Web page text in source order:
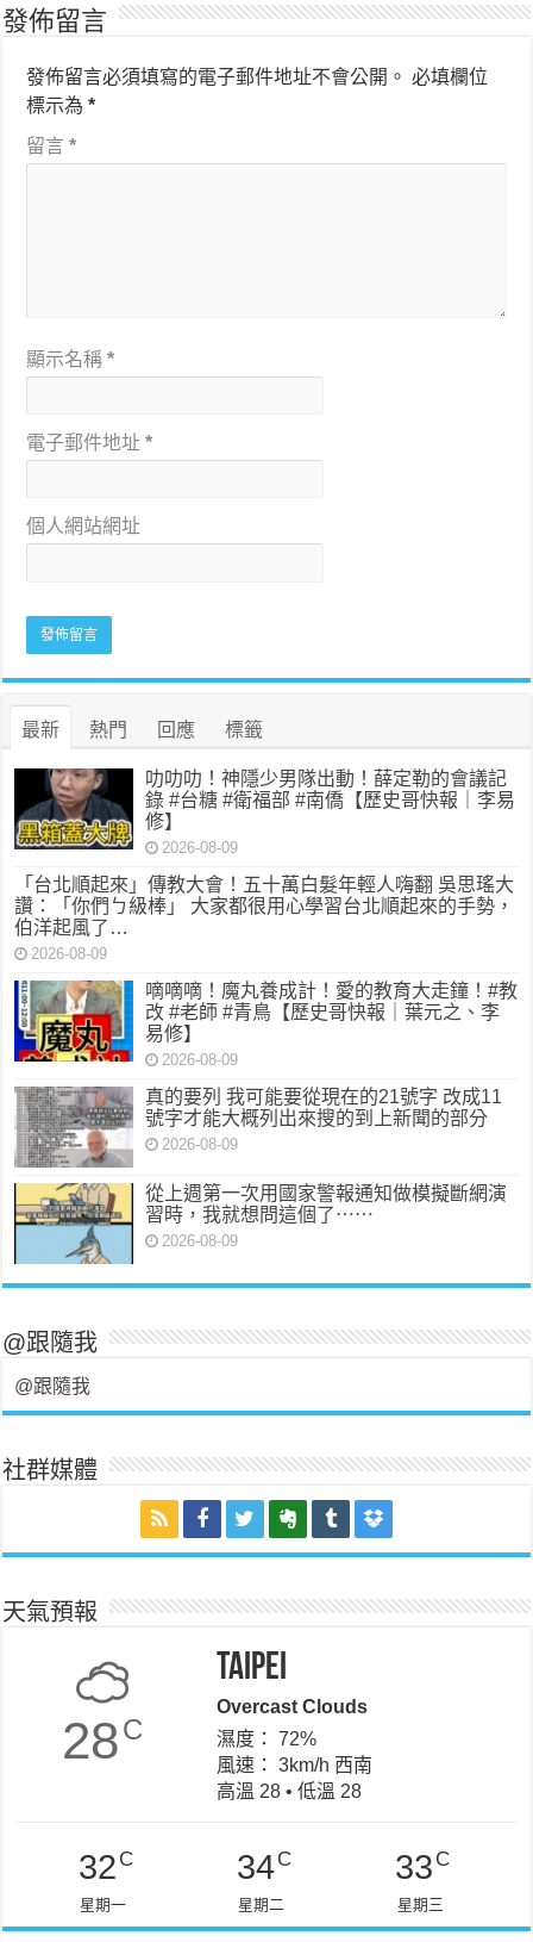
發佈留言
發佈留言必須填寫的電子郵件地址不會公開。 必填欄位
標示為*
留言*
顯示名稱*
電子郵件地址*
個人網站網址
最新 熱門 回應 標籤
叻叻叻！神隱少男隊出動！薛定勒的會議記
錄 #台糖 #衛福部 #南僑【歷史哥快報｜李易
修】
2026-08-09
「台北順起來」傳教大會！五十萬白髮年輕人嗨翻 吳思瑤大
讚：「你們ㄅ級棒」 大家都很用心學習台北順起來的手勢，
伯洋起風了…
2026-08-09
嘀嘀嘀！魔丸養成計！愛的教育大走鐘！#教
改 #老師 #青鳥【歷史哥快報｜葉元之、李
易修】
2026-08-09
真的要列 我可能要從現在的21號字 改成11
號字才能大概列出來搜的到上新聞的部分
2026-08-09
從上週第一次用國家警報通知做模擬斷網演
習時，我就想問這個了⋯⋯
2026-08-09
@跟隨我
@跟隨我
社群媒體
天氣預報
28C
Taipei
Overcast Clouds
濕度： 72%
風速： 3km/h 西南
高溫 28 • 低溫 28
32 C
星期一
34C
星期二
33 C
星期三